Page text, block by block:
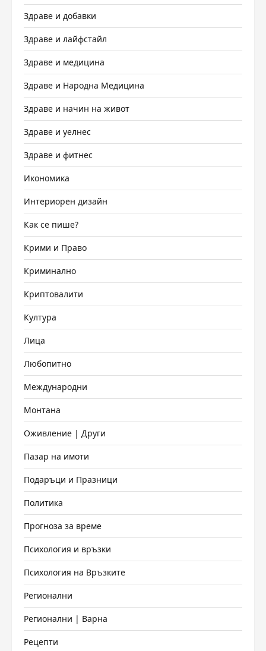
Здраве и добавки
Здраве и лайфстайл
Здраве и медицина
Здраве и Народна Медицина
Здраве и начин на живот
Здраве и уелнес
Здраве и фитнес
Икономика
Интериорен дизайн
Как се пише?
Крими и Право
Криминално
Криптовалити
Култура
Лица
Любопитно
Международни
Монтана
Оживление | Други
Пазар на имоти
Подаръци и Празници
Политика
Прогноза за време
Психология и връзки
Психология на Връзките
Регионални
Регионални | Варна
Рецепти